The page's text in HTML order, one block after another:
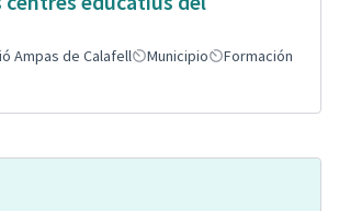
Ampas de Calafell Municipio
Formación